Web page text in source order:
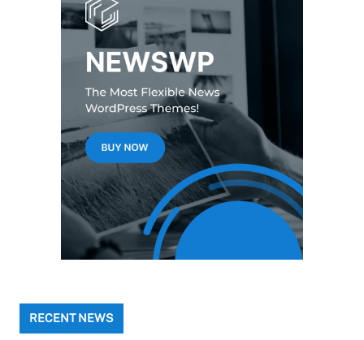
RECENT NEWS